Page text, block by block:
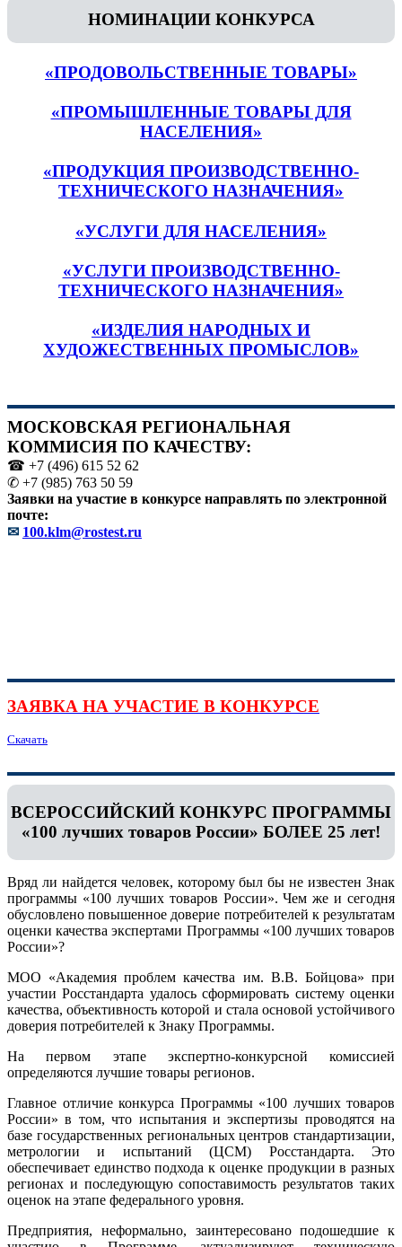
НОМИНАЦИИ КОНКУРСА
«ПРОДОВОЛЬСТВЕННЫЕ ТОВАРЫ»
«ПРОМЫШЛЕННЫЕ ТОВАРЫ ДЛЯ
НАСЕЛЕНИЯ»
«ПРОДУКЦИЯ ПРОИЗВОДСТВЕННО-
ТЕХНИЧЕСКОГО НАЗНАЧЕНИЯ»
«УСЛУГИ ДЛЯ НАСЕЛЕНИЯ»
«УСЛУГИ ПРОИЗВОДСТВЕННО-
ТЕХНИЧЕСКОГО НАЗНАЧЕНИЯ»
«ИЗДЕЛИЯ НАРОДНЫХ И
ХУДОЖЕСТВЕННЫХ ПРОМЫСЛОВ»
МОСКОВСКАЯ РЕГИОНАЛЬНАЯ
КОММИСИЯ ПО КАЧЕСТВУ:
☎ +7 (496) 615 52 62
✆ +7 (985) 763 50 59
Заявки на участие в конкурсе направлять по электронной
почте:
✉ 100.klm@rostest.ru
ЗАЯВКА НА УЧАСТИЕ В КОНКУРСЕ
Скачать
ВСЕРОССИЙСКИЙ КОНКУРС ПРОГРАММЫ
«100 лучших товаров России» БОЛЕЕ 25 лет!
Вряд ли найдется человек, которому был бы не известен Знак
программы «100 лучших товаров России». Чем же и сегодня
обусловлено повышенное доверие потребителей к результатам
оценки качества экспертами Программы «100 лучших товаров
России»?
МОО «Академия проблем качества им. В.В. Бойцова» при
участии Росстандарта удалось сформировать систему оценки
качества, объективность которой и стала основой устойчивого
доверия потребителей к Знаку Программы.
На первом этапе экспертно-конкурсной комиссией
определяются лучшие товары регионов.
Главное отличие конкурса Программы «100 лучших товаров
России» в том, что испытания и экспертизы проводятся на
базе государственных региональных центров стандартизации,
метрологии и испытаний (ЦCM) Росстандарта. Это
обеспечивает единство подхода к оценке продукции в разных
регионах и последующую сопоставимость результатов таких
оценок на этапе федерального уровня.
Предприятия, неформально, заинтересовано подошедшие к